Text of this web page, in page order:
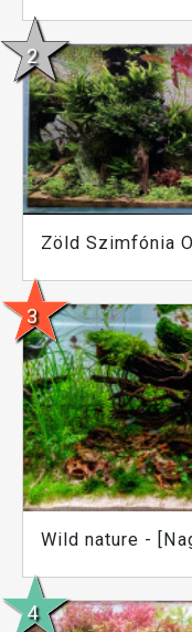
Zöld Szimfónia
Wild nature -